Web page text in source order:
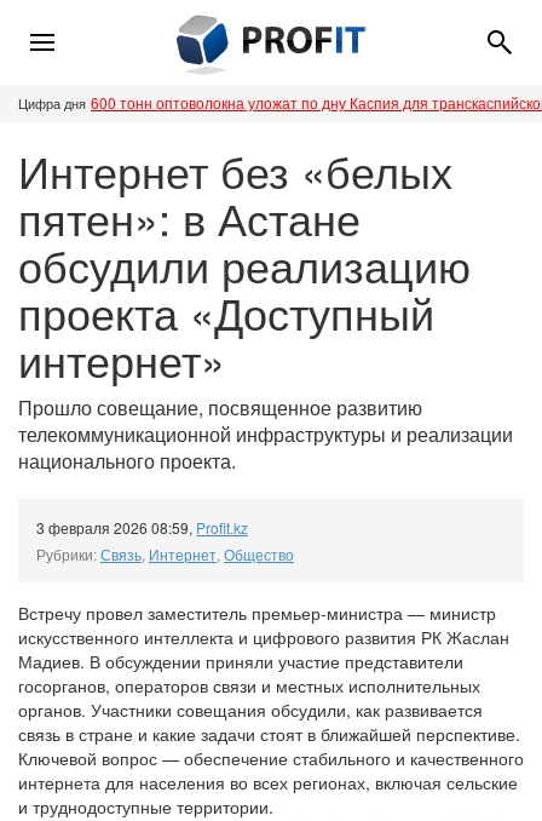
Цифра дня 600 тонн оптоволокна уложат по дну Каспия для
Интернет без «белых
пятен»: в Астане
обсудили реализацию
проекта «Доступный
интернет»
Прошло совещание, посвященное развитию
телекоммуникационной инфраструктуры и реализации
национального проекта.
3 февраля 2026 08:59, Profit.kz
Рубрики:Связь, Интернет, Общество
Встречу провел заместитель премьер-министра — министр
искусственного интеллекта и цифрового развития РК Жаслан
Мадиев. В обсуждении приняли участие представители
госорганов, операторов связи и местных исполнительных
органов. Участники совещания обсудили, как развивается
связь в стране и какие задачи стоят в ближайшей перспективе.
Ключевой вопрос — обеспечение стабильного и качественного
интернета для населения во всех регионах, включая сельские
и труднодоступные территории.